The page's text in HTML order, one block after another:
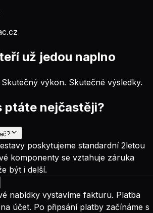
už jedou naplno
výkon. Skutečné výsledky.
ptáte nejčastěji?
poskytujeme standardní 2letou
komponenty se vztahuje záruka
být i delší.
nabídky vystavíme fakturu. Platba
účet. Po připsání platby začínáme s